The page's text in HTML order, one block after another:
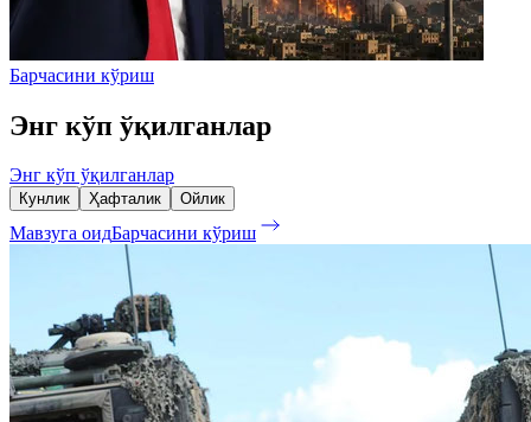
Барчасини кўриш
Энг кўп ўқилганлар
Энг кўп ўқилганлар
Кунлик Ҳафталик Ойлик
Мавзуга оидБарчасини кўриш